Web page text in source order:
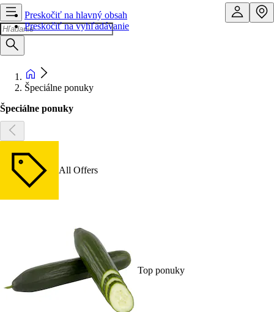
Preskočiť na hlavný obsah
Preskočiť na vyhľadávanie
Špeciálne ponuky
Špeciálne ponuky
All Offers
Top ponuky